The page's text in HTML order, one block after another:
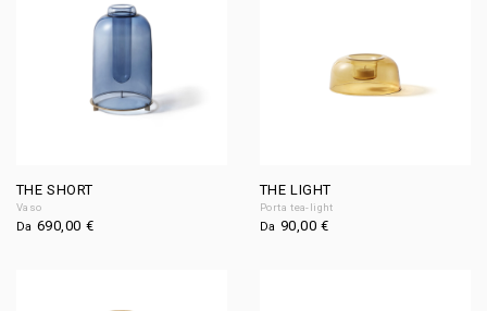
THE SHORT
Vaso
Da690,00 €
THE LIGHT
Porta tea-light
Da90,00€